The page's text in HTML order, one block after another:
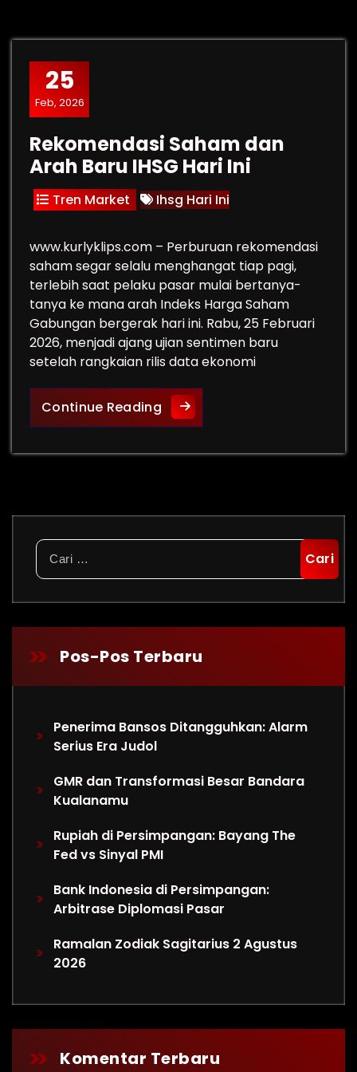
25
Feb, 2026
Rekomendasi Saham dan
Arah Baru IHSG Hari Ini
Tren Market Ihsg Hari Ini
www.kurlyklips.com – Perburuan rekomendasi
saham segar selalu menghangat tiap pagi,
terlebih saat pelaku pasar mulai bertanya-
tanya ke mana arah Indeks Harga Saham
Gabungan bergerak hari ini. Rabu, 25 Februari
2026, menjadi ajang ujian sentimen baru
setelah rangkaian rilis data ekonomi
Continue ReadingRekomendasi Saham dan
Cari
untuk:
Pos-Pos Terbaru
Penerima Bansos Ditangguhkan: Alarm
Serius Era Judol
GMR dan Transformasi Besar Bandara
Kualanamu
Rupiah di Persimpangan: Bayang The
Fed vs Sinyal PMI
Bank Indonesia di Persimpangan:
Arbitrase Diplomasi Pasar
Ramalan Zodiak Sagitarius 2 Agustus
2026
Komentar Terbaru